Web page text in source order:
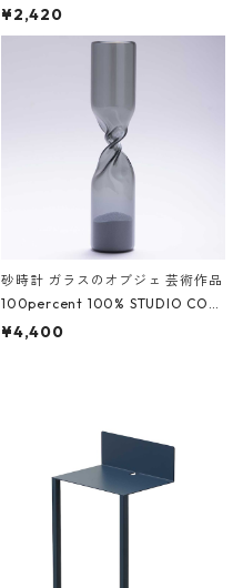
大きめ 撥水加工 収納ポーチ CRO
CODILE/Black クロコダイル/ブラ
¥2,420
砂時計 ガラスのオブジェ 芸術作品
100percent 100% STUDIO COH
AKU Timeless 100パーセント ス
¥4,400